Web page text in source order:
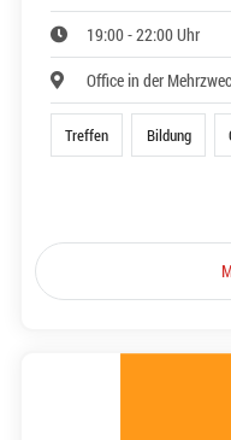
19:00 - 22:00 Uhr
Office in der
Treffen Bildung